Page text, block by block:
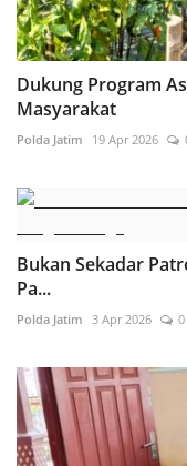
Dukung Program
Masyarakat
Polda Jatim 19 Apr 2026
Bukan Sekadar
Pa...
Polda Jatim 3 Apr 2026 0